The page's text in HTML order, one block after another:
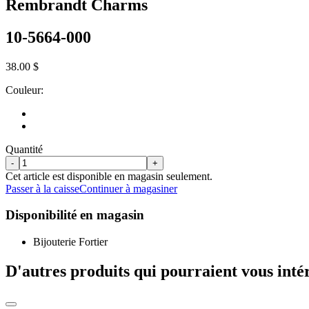
Rembrandt Charms
10-5664-000
38.00 $
Couleur:
Quantité
- +
Cet article est disponible en magasin seulement.
Passer à la caisseContinuer à magasiner
Disponibilité en magasin
Bijouterie Fortier
D'autres produits qui pourraient vous